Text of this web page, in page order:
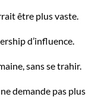
être plus vaste.
d’influence.
sans se trahir.
demande pas plus